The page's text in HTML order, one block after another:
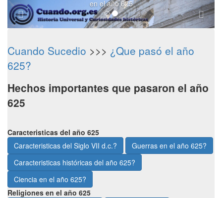
en el año 625
Cuando Sucedio >>> ¿Que pasó el año
625?
Hechos importantes que pasaron el año
625
Caracteristicas del año 625
Caracteristicas del Siglo VII d.c.?
Guerras en el año 625?
Caracteristicas históricas del año 625?
Ciencia en el año 625?
Religiones en el año 625